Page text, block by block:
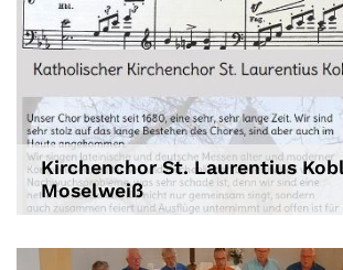
Kirchenchor St. Laurentius
Moselweiß